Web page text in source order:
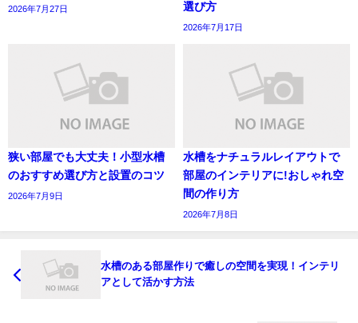
2026年7月27日
選び方
2026年7月17日
狭い部屋でも大丈夫！小型水槽
のおすすめ選び方と設置のコツ
2026年7月9日
水槽をナチュラルレイアウトで
部屋のインテリアに!おしゃれ空
間の作り方
2026年7月8日
水槽のある部屋作りで癒しの空間を実現！インテリ
アとして活かす方法